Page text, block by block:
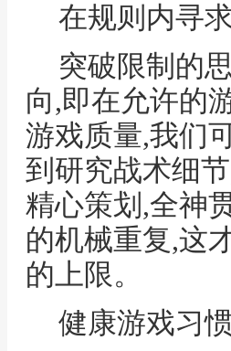
在规则内寻
突破限制的
向,即在允许的
游戏质量,我们
到研究战术细
精心策划,全神
的机械重复,这
的上限。
健康游戏习